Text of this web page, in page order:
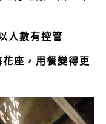
人數有控管
座，用餐變得更